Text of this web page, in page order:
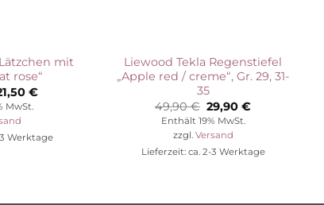
mit
rose“
€
€Aktueller
MwSt.
Werktage
Liewood Tekla Regenstiefel
„Apple red / creme“, Gr. 29, 31-
35
49,90€ Ursprünglicher
Preis
war:
49,90 €
29,90€Aktueller
Enthält 19% MwSt.
zzgl. Versand
Lieferzeit: ca. 2-3 Werktage